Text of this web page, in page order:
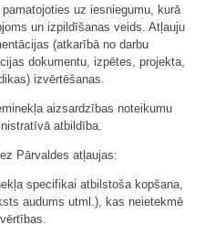
uz iesniegumu, kurā
un izpildīšanas veids. Atļauju
(atkarībā no darbu
dokumentu, izpētes, projekta,
izvērtēšanas.
aizsardzības noteikumu
atbildība.
Pārvaldes atļaujas:
specifikai atbilstoša kopšana,
audums utml.), kas neietekmē